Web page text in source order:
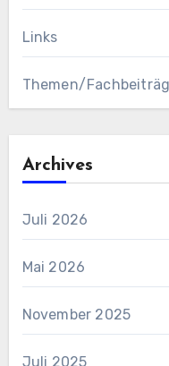
Links
Themen/
Archives
Juli 2026
Mai 2026
November 2025
Juli 2025